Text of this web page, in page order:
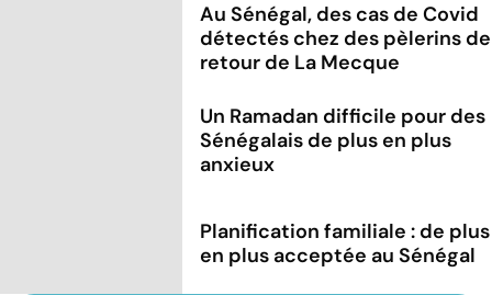
Au Sénégal, des cas de Covid
détectés chez des pèlerins de
retour de La Mecque
Un Ramadan difficile pour des
Sénégalais de plus en plus
anxieux
Planification familiale : de plus
en plus acceptée au Sénégal